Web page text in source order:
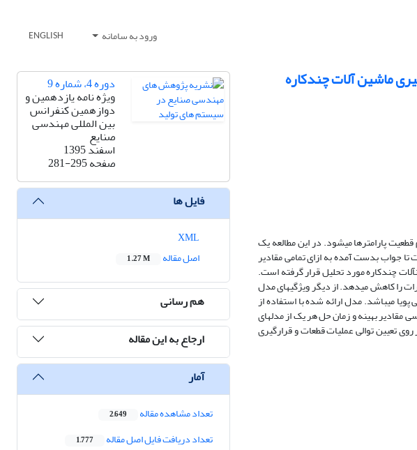
ورود به سامانه ENGLISH
ماشین آلات چندکاره
پارامترها می­شود. در این مطالعه یک
جواب بدست آمده به ازای تمامی مقادیر
چندکاره مورد تحلیل قرار گرفته است.
را کاهش می­دهد. از دیگر ویژگی­های مدل
می­باشد. مدل ارائه شده با استفاده از
مقادیر بهینه و زمان حل هر یک از مدل­های
تعیین توالی عملیات قطعات و قرارگیری
دوره 4، شماره 9
ویژه نامه یازدهمین و
دوازهمین کنفرانس
بین المللی مهندسی
صنایع
اسفند 1395
صفحه281-295
فایل ها
اصل مقاله
1.27 M
هم رسانی
ارجاع به این مقاله
آمار
تعداد مشاهده مقاله 2,649
تعداد دریافت فایل اصل مقاله 1,777